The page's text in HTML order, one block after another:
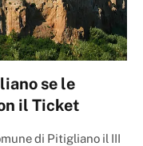
se le
il Ticket
di Pitigliano il III